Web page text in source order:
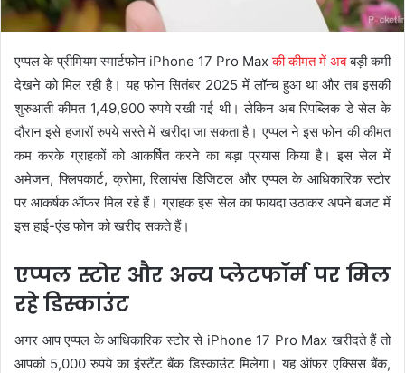
एप्पल के प्रीमियम स्मार्टफोन iPhone 17 Pro Maxकी कीमत में अबबड़ी कमी
देखने को मिल रही है। यह फोन सितंबर 2025 में लॉन्च हुआ था और तब इसकी
शुरुआती कीमत 1,49,900 रुपये रखी गई थी। लेकिन अब रिपब्लिक डे सेल के
दौरान इसे हजारों रुपये सस्ते में खरीदा जा सकता है। एप्पल ने इस फोन की कीमत
कम करके ग्राहकों को आकर्षित करने का बड़ा प्रयास किया है। इस सेल में
अमेजन, फ्लिपकार्ट, क्रोमा, रिलायंस डिजिटल और एप्पल के आधिकारिक स्टोर
पर आकर्षक ऑफर मिल रहे हैं। ग्राहक इस सेल का फायदा उठाकर अपने बजट में
इस हाई-एंड फोन को खरीद सकते हैं।
एप्पल स्टोर और अन्य प्लेटफॉर्म पर मिल
रहे डिस्काउंट
अगर आप एप्पल के आधिकारिक स्टोर से iPhone 17 Pro Max खरीदते हैं तो
आपको 5,000 रुपये का इंस्टैंट बैंक डिस्काउंट मिलेगा। यह ऑफर एक्सिस बैंक,